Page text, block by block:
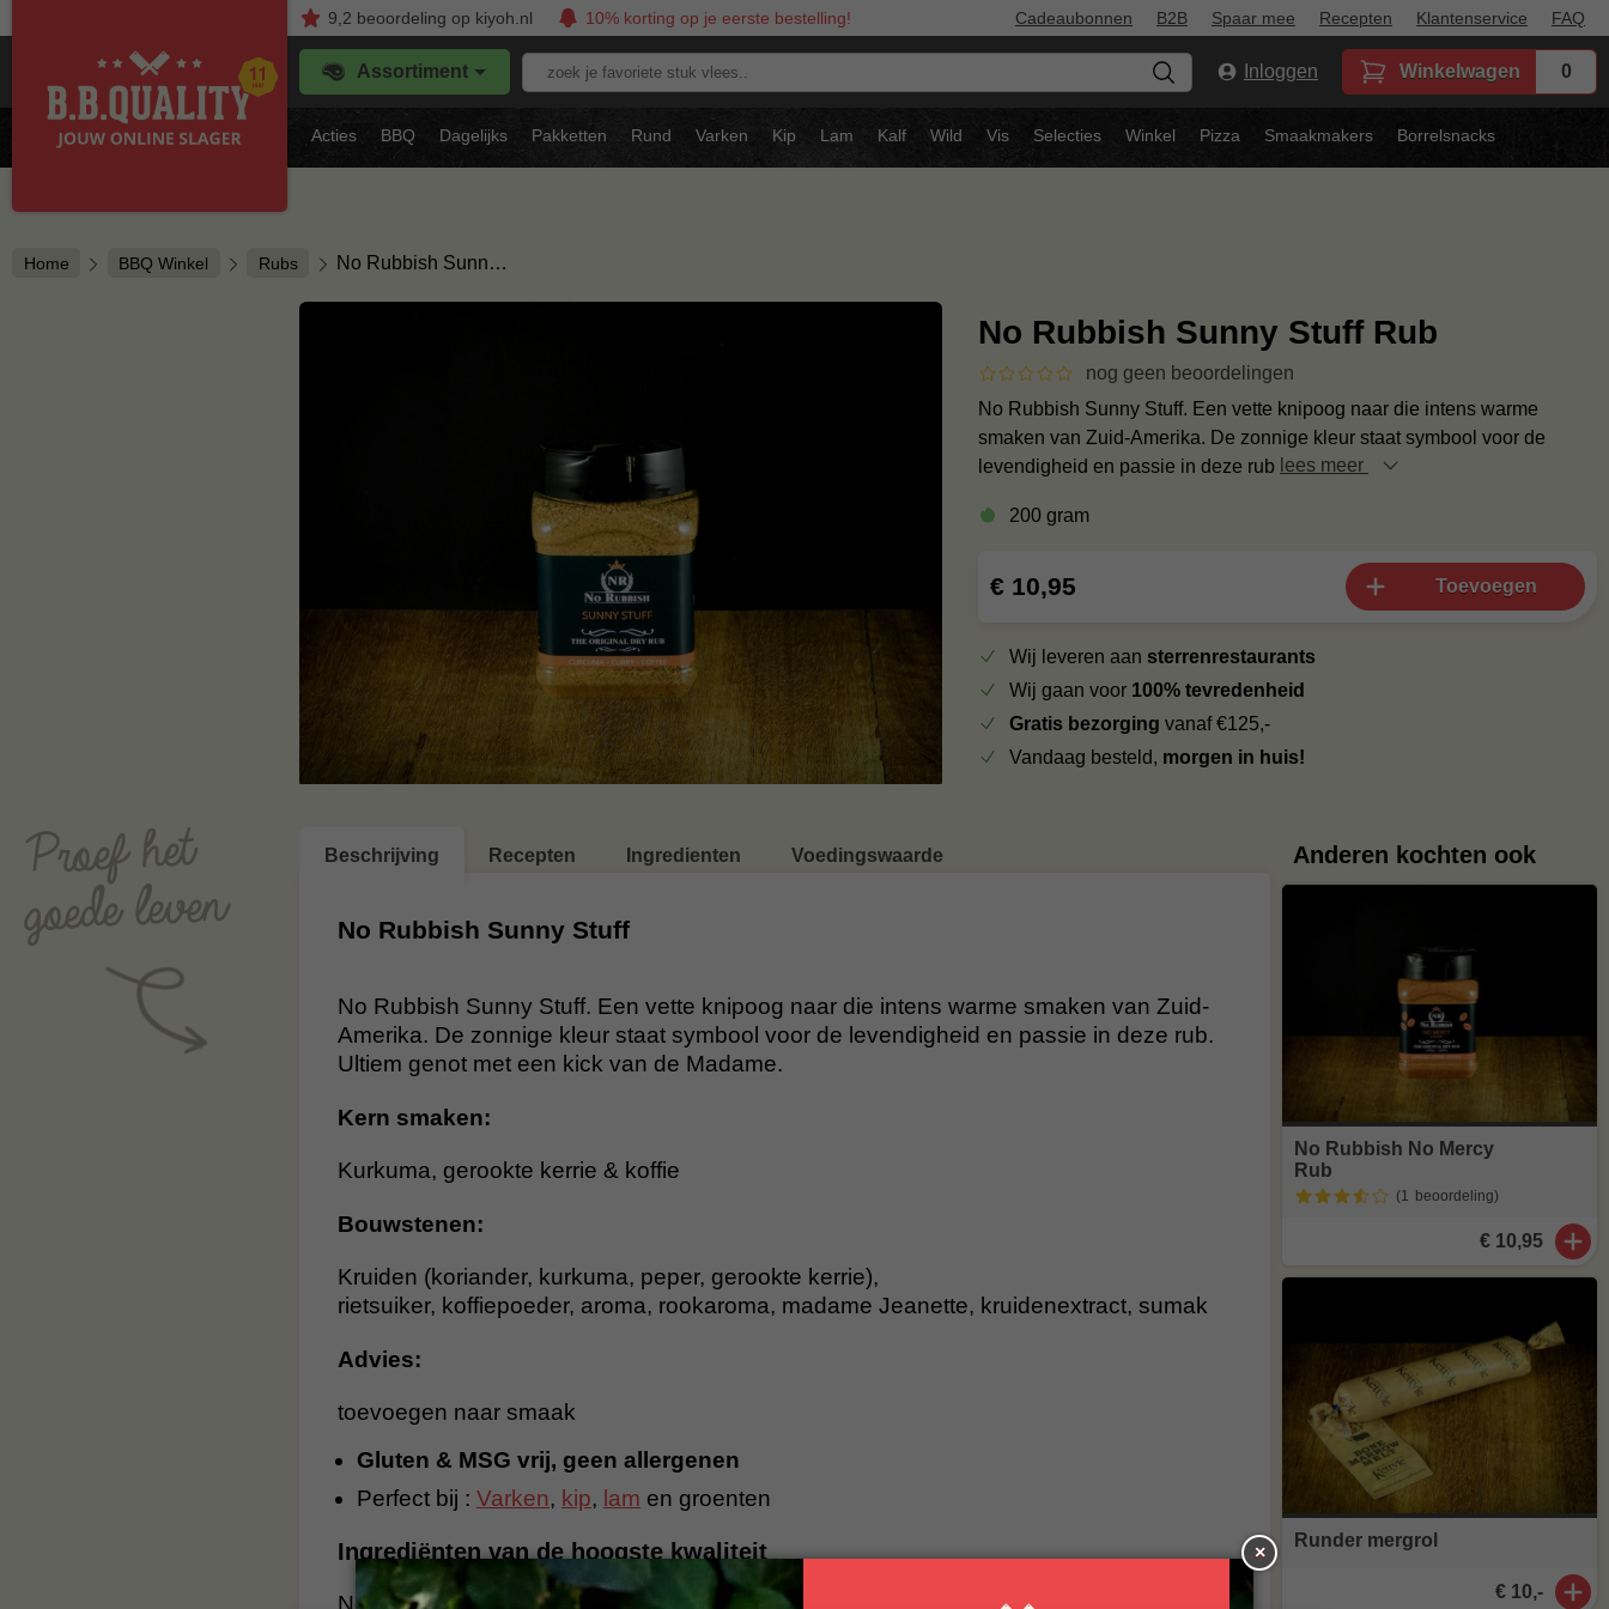
9,2 beoordelingop kiyoh.nl 10% korting op je eerste bestelling! Cadeaubonnen B2B Spaar mee Recepten Klantenservice FAQ
Assortiment
Zoek
stuk
vlees..
Inloggen Winkelwagen 0
Acties BBQ Dagelijks Pakketten Rund Varken Kip Lam Kalf Wild Vis Selecties Winkel Pizza Smaakmakers Borrelsnacks
Home BBQ Winkel Rubs No Rubbish Sunn…
No Rubbish Sunny Stuff Rub
nog geen beoordelingen
No Rubbish Sunny Stuff. Een vette knipoog naar die intens warme
smaken van Zuid-Amerika. De zonnige kleur staat symbool voor de
levendigheid en passie in deze rub lees meer
200 gram
€ 10,95 Toevoegen
Wij leveren aan sterrenrestaurants
Wij gaan voor 100% tevredenheid
Gratis bezorging vanaf €125,-
Vandaag besteld, morgen in huis!
Beschrijving Recepten Ingredienten Voedingswaarde
No Rubbish Sunny Stuff
No Rubbish Sunny Stuff. Een vette knipoog naar die intens warme smaken van Zuid-
Amerika. De zonnige kleur staat symbool voor de levendigheid en passie in deze rub.
Ultiem genot met een kick van de Madame.
Kern smaken:
Kurkuma, gerookte kerrie & koffie
Bouwstenen:
Kruiden (koriander, kurkuma, peper, gerookte kerrie),
rietsuiker, koffiepoeder, aroma, rookaroma, madame Jeanette, kruidenextract, sumak
Advies:
toevoegen naar smaak
Gluten & MSG vrij, geen allergenen
Perfect bij : Varken, kip, lam en groenten
Ingrediënten van de hoogste kwaliteit
No Rubbish BBQ Rubs bevatten alleen de hoogste kwaliteit natuurlijke kruiden en
Anderen kochten ook
No Rubbish No Mercy
Rub
(1 beoordeling)
€ 10,95
Runder mergrol
€ 10,-
×